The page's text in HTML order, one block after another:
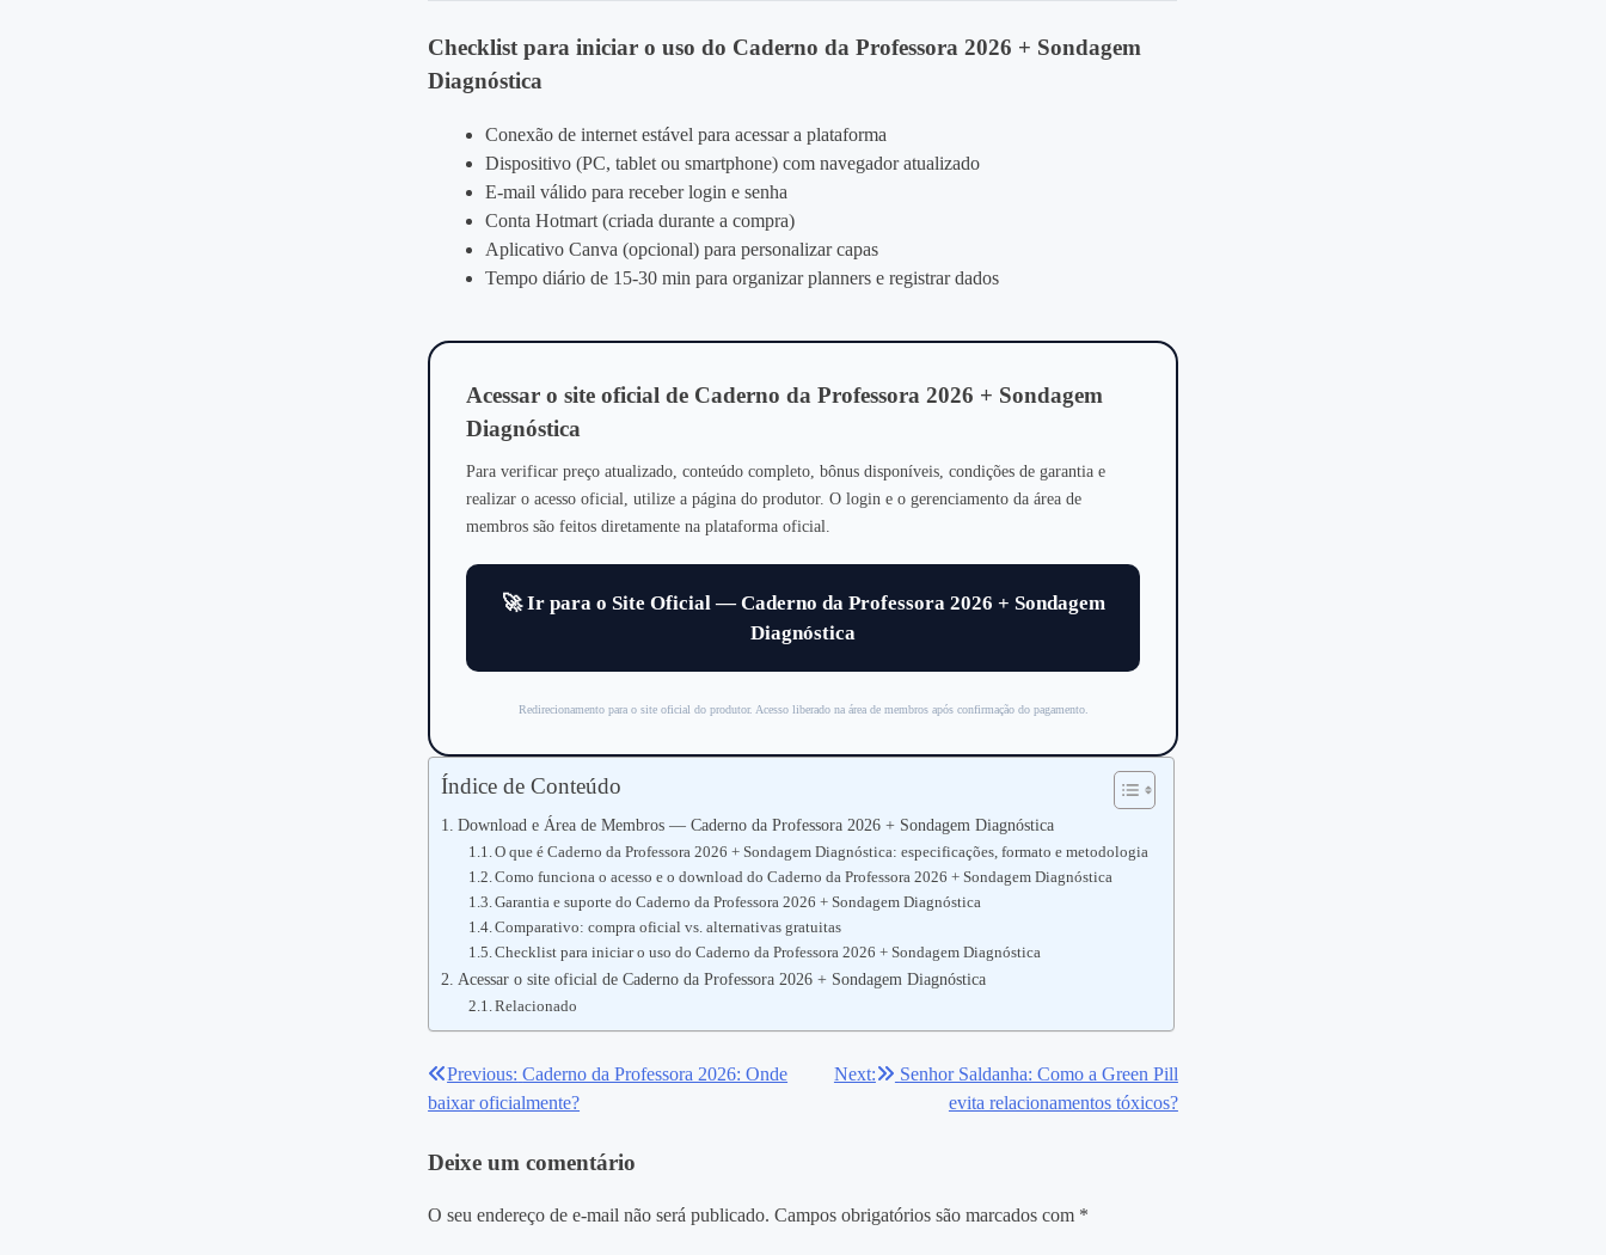
Checklist para iniciar o uso do Caderno da Professora 2026 + Sondagem
Diagnóstica
Conexão de internet estável para acessar a plataforma
Dispositivo (PC, tablet ou smartphone) com navegador atualizado
E‑mail válido para receber login e senha
Conta Hotmart (criada durante a compra)
Aplicativo Canva (opcional) para personalizar capas
Tempo diário de 15‑30 min para organizar planners e registrar dados
Acessar o site oficial de Caderno da Professora 2026 + Sondagem
Diagnóstica
Para verificar preço atualizado, conteúdo completo, bônus disponíveis, condições de garantia e
realizar o acesso oficial, utilize a página do produtor. O login e o gerenciamento da área de
membros são feitos diretamente na plataforma oficial.
🚀 Ir para o Site Oficial — Caderno da Professora 2026 + Sondagem
Diagnóstica
Redirecionamento para o site oficial do produtor. Acesso liberado na área de membros após confirmação do pagamento.
Índice de Conteúdo
Download e Área de Membros — Caderno da Professora 2026 + Sondagem Diagnóstica
O que é Caderno da Professora 2026 + Sondagem Diagnóstica: especificações, formato e metodologia
Como funciona o acesso e o download do Caderno da Professora 2026 + Sondagem Diagnóstica
Garantia e suporte do Caderno da Professora 2026 + Sondagem Diagnóstica
Comparativo: compra oficial vs. alternativas gratuitas
Checklist para iniciar o uso do Caderno da Professora 2026 + Sondagem Diagnóstica
Acessar o site oficial de Caderno da Professora 2026 + Sondagem Diagnóstica
Relacionado
Navegação
Post
Previous: Caderno da Professora 2026: Onde
baixar oficialmente?
Next:
Senhor Saldanha: Como a Green Pill
evita relacionamentos tóxicos?
Deixe um comentário
O seu endereço de e-mail não será publicado. Campos obrigatórios são marcados com *